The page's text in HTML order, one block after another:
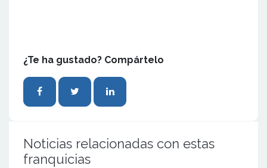
¿Te ha gustado? Compártelo
Noticias relacionadas con estas
franquicias